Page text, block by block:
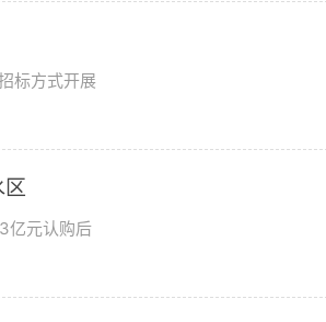
标方式开展
亿元认购后